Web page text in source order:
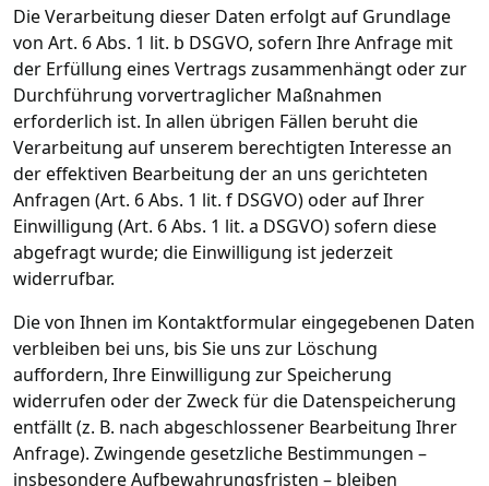
Die Verarbeitung dieser Daten erfolgt auf Grundlage
von Art. 6 Abs. 1 lit. b DSGVO, sofern Ihre Anfrage mit
der Erfüllung eines Vertrags zusammenhängt oder zur
Durchführung vorvertraglicher Maßnahmen
erforderlich ist. In allen übrigen Fällen beruht die
Verarbeitung auf unserem berechtigten Interesse an
der effektiven Bearbeitung der an uns gerichteten
Anfragen (Art. 6 Abs. 1 lit. f DSGVO) oder auf Ihrer
Einwilligung (Art. 6 Abs. 1 lit. a DSGVO) sofern diese
abgefragt wurde; die Einwilligung ist jederzeit
widerrufbar.
Die von Ihnen im Kontaktformular eingegebenen Daten
verbleiben bei uns, bis Sie uns zur Löschung
auffordern, Ihre Einwilligung zur Speicherung
widerrufen oder der Zweck für die Datenspeicherung
entfällt (z. B. nach abgeschlossener Bearbeitung Ihrer
Anfrage). Zwingende gesetzliche Bestimmungen –
insbesondere Aufbewahrungsfristen – bleiben